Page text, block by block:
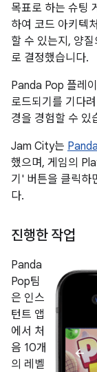
목표로 하는 슈팅
하여 코드 아키텍
할 수 있는지, 양
로 결정했습니다.
Panda Pop 플레
로드되기를 기다
경을 경험할 수 있
Jam City는
했으며, 게임의
기' 버튼을 클릭하
다.
진행한 작업
Panda
Pop팀
은 인스
턴트 앱
에서 처
음 10개
의 레벨